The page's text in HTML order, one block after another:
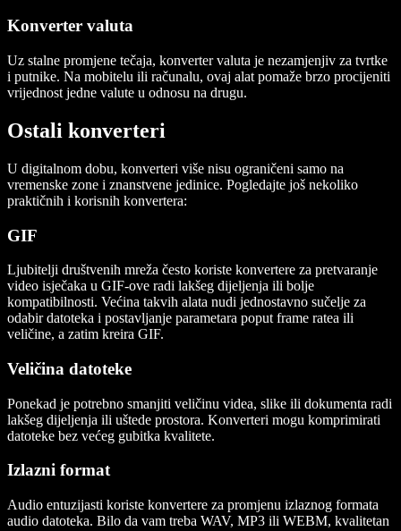
Konverter valuta
Uz stalne promjene tečaja, konverter valuta je nezamjenjiv za tvrtke
i putnike. Na mobitelu ili računalu, ovaj alat pomaže brzo procijeniti
vrijednost jedne valute u odnosu na drugu.
Ostali konverteri
U digitalnom dobu, konverteri više nisu ograničeni samo na
vremenske zone i znanstvene jedinice. Pogledajte još nekoliko
praktičnih i korisnih konvertera:
GIF
Ljubitelji društvenih mreža često koriste konvertere za pretvaranje
video isječaka u GIF-ove radi lakšeg dijeljenja ili bolje
kompatibilnosti. Većina takvih alata nudi jednostavno sučelje za
odabir datoteka i postavljanje parametara poput frame ratea ili
veličine, a zatim kreira GIF.
Veličina datoteke
Ponekad je potrebno smanjiti veličinu videa, slike ili dokumenta radi
lakšeg dijeljenja ili uštede prostora. Konverteri mogu komprimirati
datoteke bez većeg gubitka kvalitete.
Izlazni format
Audio entuzijasti koriste konvertere za promjenu izlaznog formata
audio datoteka. Bilo da vam treba WAV, MP3 ili WEBM, kvalitetan